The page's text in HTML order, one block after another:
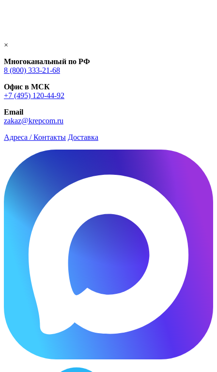
×
Многоканальный по РФ
8 (800) 333‑21-68
Офис в МСК
+7 (495) 120-44-92
Email
zakaz@krepcom.ru
Адреса / Контакты Доставка